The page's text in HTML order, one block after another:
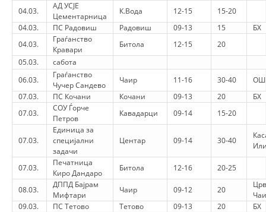
BORDI DREJTUES
STRUKTURA DHE STRUKTURA ORGANIZATIVE
DREJTA NDERKOMBETARE HUMANITARE
PROMOVIMI I VLERAVE HUMANE
04.03.
АД УСЈЕ
Цементарница
К.Вода 12-15
15-20
04.03.
ПС Радовиш Радовиш 09-13 15
БХ
04.03.
Граѓанство
Кравари
Битола 12-15
20
05.03.
сабота
06.03.
Граѓанство
Чучер Сандево
Чаир 11-16 30-40
ОШ
07.03.
ПС Кочани Кочани 09-13 20
БХ
07.03.
СОУ Ѓорче
Петров
Кавадарци 09-14 15-20
07.03.
Единица за
специјални
задачи
Центар 09-14 30-40
07.03.
Печатница
Киро Дандаро
Битола 12-16 20-25
08.03.
ДППД Бајрам
Мифтари
Чаир 09-12 20
09.03.
ПС Тетово Тетово 09-13 20 БХ